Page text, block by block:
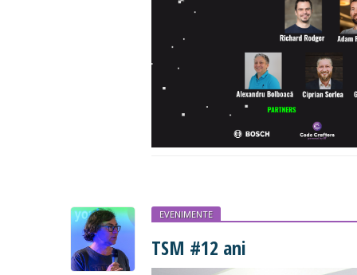
EVENIMENTE
TSM #12 ani